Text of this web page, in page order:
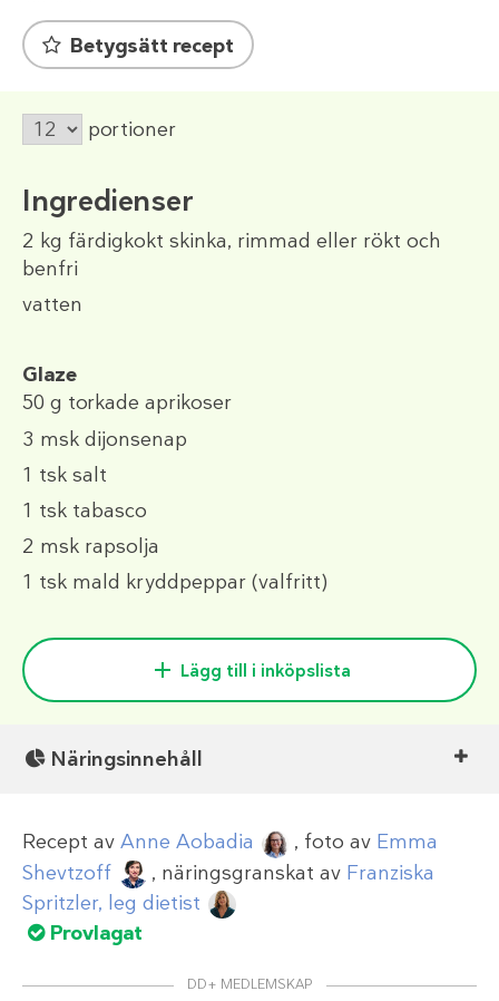
Betygsätt recept
portioner
Ingredienser
2 kg färdigkokt skinka, rimmad eller rökt och
benfri
vatten
Glaze
50 g torkade aprikoser
3 msk dijonsenap
1 tsk salt
1 tsk tabasco
2 msk rapsolja
1 tsk mald kryddpeppar (valfritt)
Lägg till i inköpslista
Näringsinnehåll
Recept av Anne Aobadia , foto av Emma
Shevtzoff
, näringsgranskat av Franziska
Spritzler, leg dietist
Provlagat
DD+ MEDLEMSKAP